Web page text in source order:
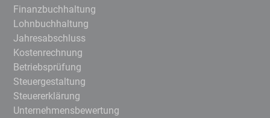
Finanzbuchhaltung
Lohnbuchhaltung
Jahresabschluss
Kostenrechnung
Betriebsprüfung
Steuergestaltung
Steuererklärung
Unternehmensbewertung